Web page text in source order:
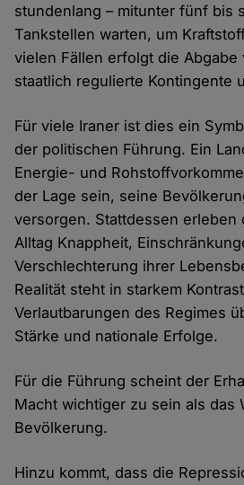
stundenlang – mitunter fünf bis
Tankstellen warten, um
vielen Fällen erfolgt die
staatlich regulierte Kontingente
Für viele Iraner ist dies ein
der politischen Führung. Ein
Energie- und
der Lage sein, seine
versorgen. Stattdessen erleben
Alltag Knappheit,
Verschlechterung ihrer
Realität steht in starkem
Verlautbarungen des Regimes
Stärke und nationale Erfolge.
Für die Führung scheint der
Macht wichtiger zu sein als das
Bevölkerung.
Hinzu kommt, dass die